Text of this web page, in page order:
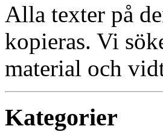
Alla texter på
kopieras. Vi
material och
Kategorier